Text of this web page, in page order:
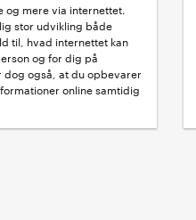
og mere via internettet.
stor udvikling både
til, hvad internettet kan
og for dig på
også, at du opbevarer
online samtidig